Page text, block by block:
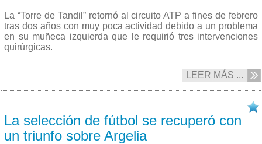
La “Torre de Tandil” retornó al circuito ATP a fines de febrero
tras dos años con muy poca actividad debido a un problema
en su muñeca izquierda que le requirió tres intervenciones
quirúrgicas.
LEER MÁS ...
La selección de fútbol se recuperó con
un triunfo sobre Argelia